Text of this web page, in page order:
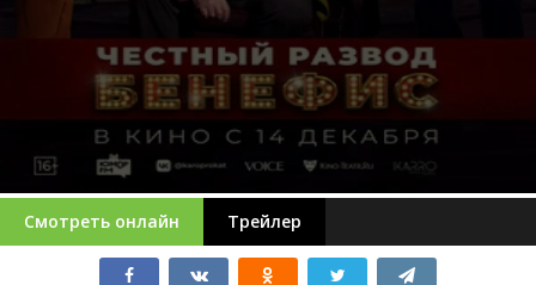
Смотреть онлайн Трейлер